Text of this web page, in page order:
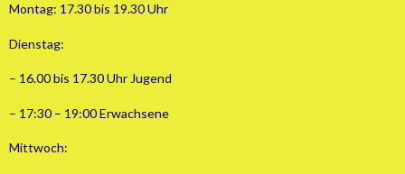
Montag: 17.30 bis 19.30 Uhr
Dienstag:
– 16.00 bis 17.30 Uhr Jugend
– 17:30 – 19:00 Erwachsene
Mittwoch: